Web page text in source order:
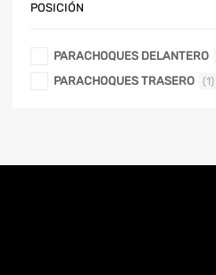
POSICIÓN
PARACHOQUES DELANTERO
PARACHOQUES TRASERO (1)